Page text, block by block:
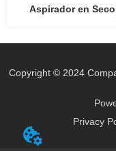
Aspirador en
Copyright © 2024
Privacy